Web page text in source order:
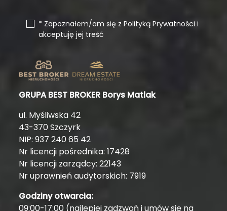
GRUPA BEST BROKER Borys Matlak
ul. Myśliwska 42
43-370 Szczyrk
NIP: 937 240 65 42
Nr licencji pośrednika: 17428
Nr licencji zarządcy: 22143
Nr uprawnień audytorskich: 7919
Godziny otwarcia:
09:00-17:00 (najlepiej zadzwoń i umów się na
* Zapoznałem/am się z Polityką Prywatności i
akceptuję jej treść